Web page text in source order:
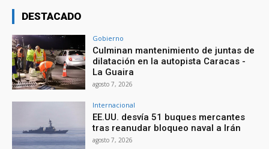
DESTACADO
Gobierno
Culminan mantenimiento de juntas de
dilatación en la autopista Caracas -
La Guaira
agosto 7, 2026
Internacional
EE.UU. desvía 51 buques mercantes
tras reanudar bloqueo naval a Irán
agosto 7, 2026